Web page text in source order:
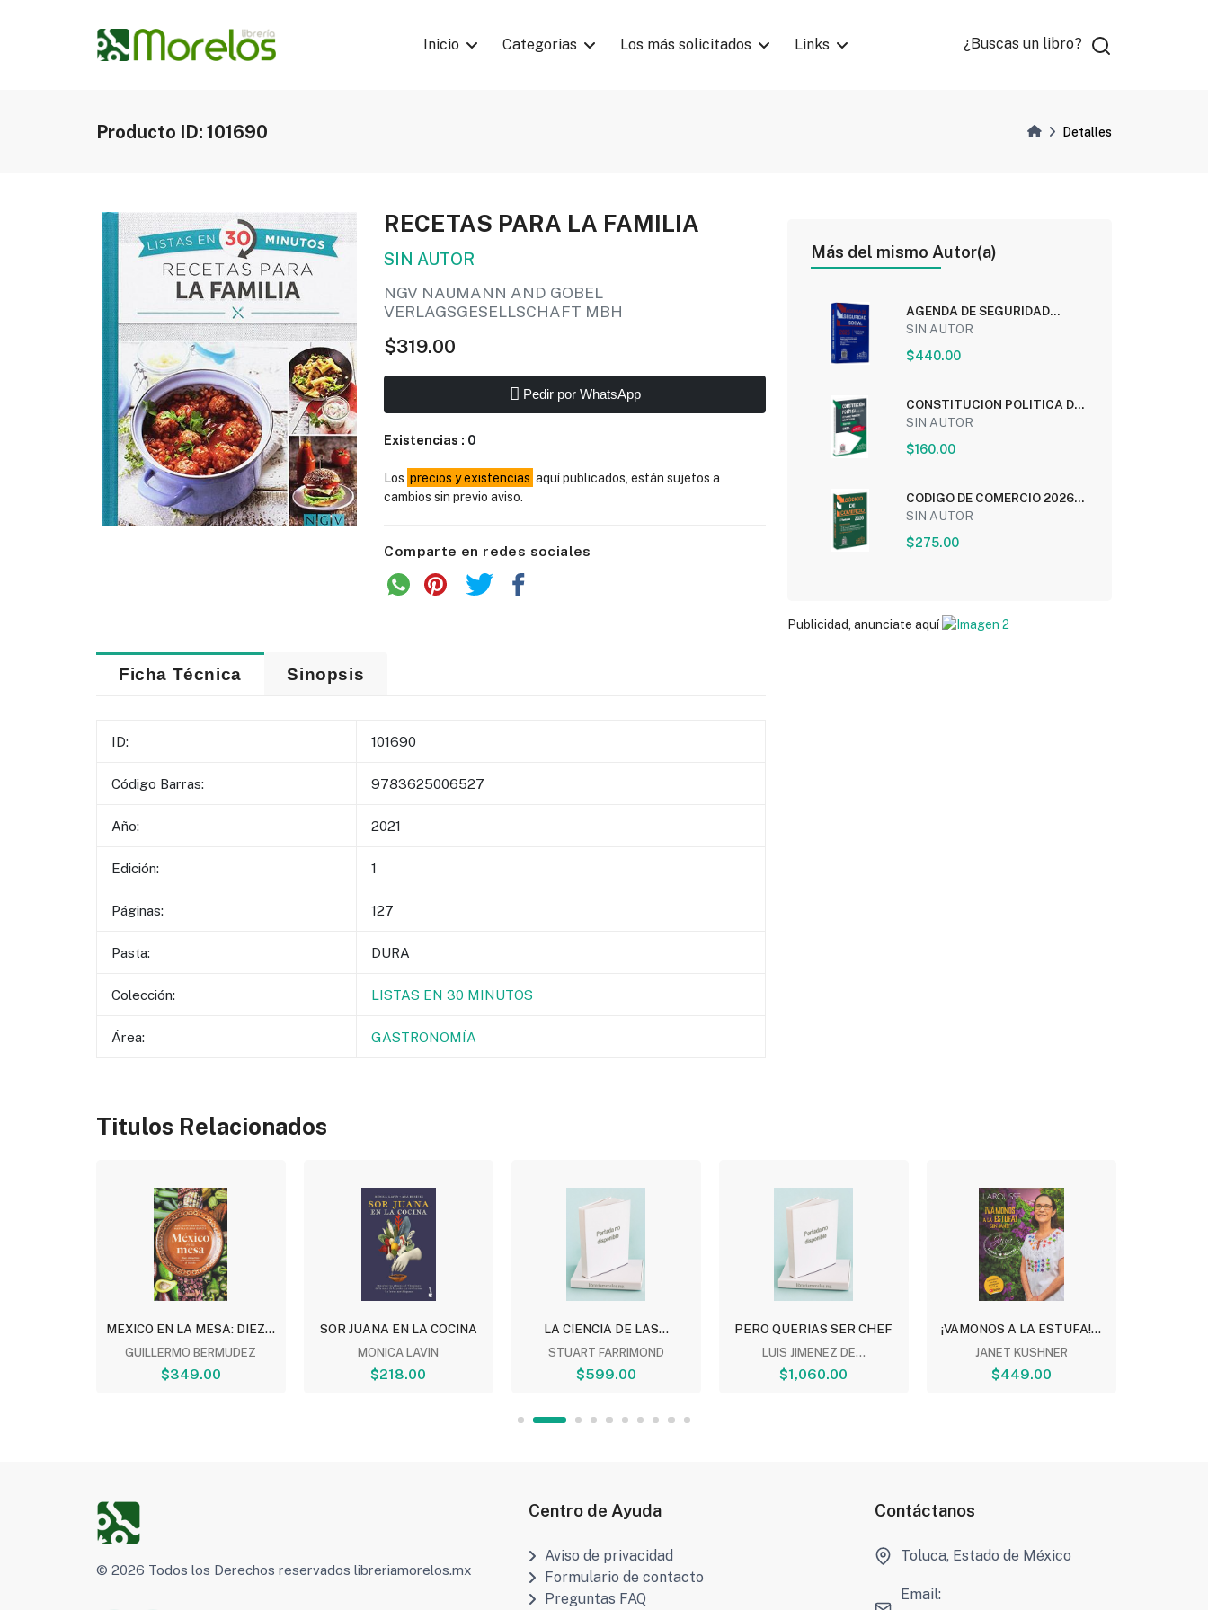
Inicio Categorias Los más solicitados Links ¿Buscas un libro?
Producto ID: 101690 Detalles
RECETAS PARA LA FAMILIA
SIN AUTOR
NGV NAUMANN AND GOBEL
VERLAGSGESELLSCHAFT MBH
$319.00
Pedir por WhatsApp
Existencias : 0
Los precios y existencias aquí publicados, están sujetos a
cambios sin previo aviso.
Comparte en redes sociales
Ficha Técnica Sinopsis
ID: 101690
Código Barras: 9783625006527
Año: 2021
Edición: 1
Páginas: 127
Pasta: DURA
Colección: LISTAS EN 30 MINUTOS
Área: GASTRONOMÍA
Más del mismo Autor(a)
AGENDA DE SEGURIDAD
SOCIAL 2026
SIN AUTOR
$440.00
CONSTITUCION POLITICA DE
LOS ESTADOS UNIDOS...
SIN AUTOR
$160.00
CODIGO DE COMERCIO 2026
(ECONOMICO)
SIN AUTOR
$275.00
Publicidad, anunciate aquí
Titulos Relacionados
MEXICO EN LA MESA: DIEZ...
GUILLERMO BERMUDEZ
$349.00
SOR JUANA EN LA COCINA
MONICA LAVIN
$218.00
LA CIENCIA DE LAS...
STUART FARRIMOND
$599.00
PERO QUERIAS SER CHEF
LUIS JIMENEZ DE...
$1,060.00
¡VAMONOS A LA ESTUFA!...
JANET KUSHNER
$449.00
© 2026 Todos los Derechos reservados libreriamorelos.mx
Centro de Ayuda
Aviso de privacidad
Formulario de contacto
Preguntas FAQ
Contáctanos
Toluca, Estado de México
Email: